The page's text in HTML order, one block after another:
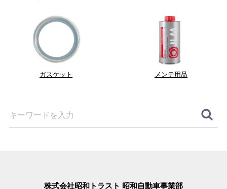
ガスケット メンテ用品
株式会社昭和トラスト 昭和自動車事業部